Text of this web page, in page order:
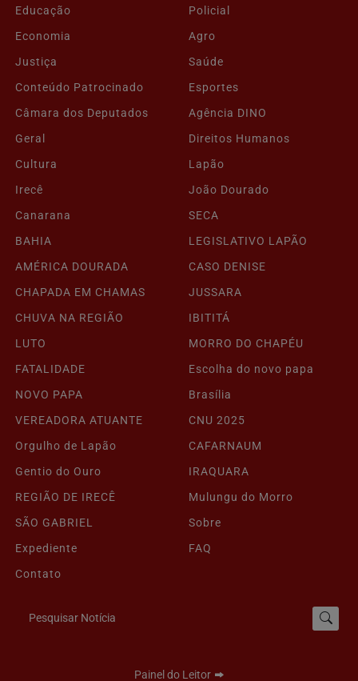
Educação
Policial
Economia
Agro
Justiça
Saúde
Conteúdo Patrocinado
Esportes
Câmara dos Deputados
Agência DINO
Geral
Direitos Humanos
Cultura
Lapão
Irecê
João Dourado
Canarana
SECA
BAHIA
LEGISLATIVO LAPÃO
AMÉRICA DOURADA
CASO DENISE
CHAPADA EM CHAMAS
JUSSARA
CHUVA NA REGIÃO
IBITITÁ
LUTO
MORRO DO CHAPÉU
FATALIDADE
Escolha do novo papa
NOVO PAPA
Brasília
VEREADORA ATUANTE
CNU 2025
Orgulho de Lapão
CAFARNAUM
Gentio do Ouro
IRAQUARA
REGIÃO DE IRECÊ
Mulungu do Morro
SÃO GABRIEL
Sobre
Expediente
FAQ
Contato
Pesquisar Notícia
Painel do Leitor